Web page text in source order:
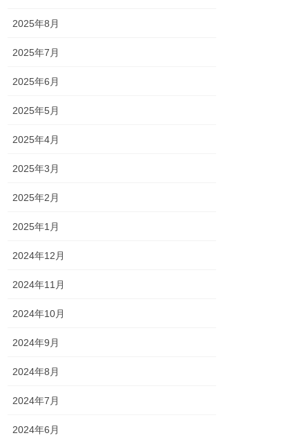
2025年8月
2025年7月
2025年6月
2025年5月
2025年4月
2025年3月
2025年2月
2025年1月
2024年12月
2024年11月
2024年10月
2024年9月
2024年8月
2024年7月
2024年6月